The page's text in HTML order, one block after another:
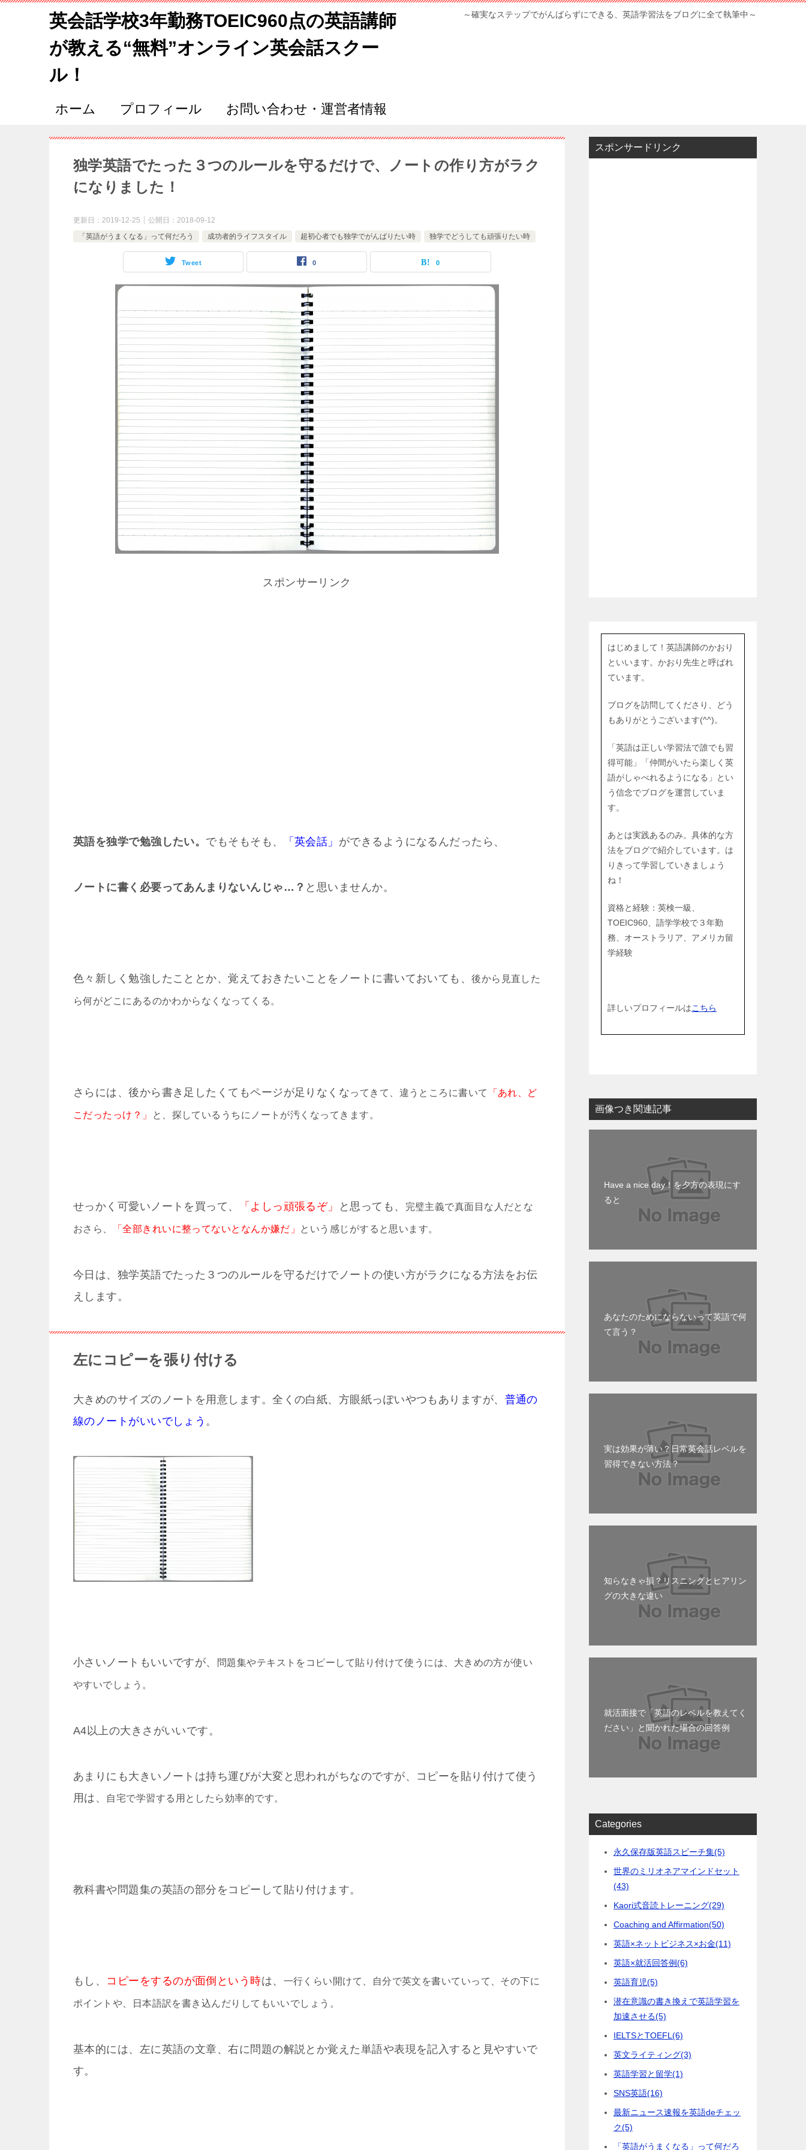
英会話学校3年勤務TOEIC960点の英語講師
が教える“無料”オンライン英会話スクー
ル！
～確実なステップでがんばらずにできる、英語学習法をブログに全て執筆中～
ホーム プロフィール お問い合わせ・運営者情報
独学英語でたった３つのルールを守るだけで、ノートの作り方がラク
になりました！
更新日： 2019-12-25 公開日： 2018-09-12
「英語がうまくなる」って何だろう
成功者的ライフスタイル 超初心者でも独学でがんばりたい時 独学でどうしても頑張りたい時
Tweet 0 0
スポンサーリンク
英語を独学で勉強したい。 でもそもそも、 「英会話」 ができるようになるんだったら、
ノートに書く必要ってあんまりないんじゃ…？ と思いませんか。
色々新しく勉強したこととか、覚えておきたいことをノートに書いておいても、後から見直した
ら何がどこにあるのかわからなくなってくる。
さらには、後から書き足したくてもページが足りなくなってきて、違うところに書いて 「あれ、ど
こだったっけ？」 と、探しているうちにノートが汚くなってきます。
せっかく可愛いノートを買って、 「よしっ頑張るぞ」 と思っても、 完璧主義で真面目な人だとな
おさら、 「全部きれいに整ってないとなんか嫌だ」 という感じがすると思います。
今日は、独学英語でたった３つのルールを守るだけでノートの使い方がラクになる方法をお伝
えします。
左にコピーを張り付ける
大きめのサイズのノートを用意します。全くの白紙、方眼紙っぽいやつもありますが、 普通の
線のノートがいいでしょう 。
小さいノートもいいですが、 問題集やテキストをコピーして貼り付けて使うには、大きめの方が使い
やすいでしょう。
A4以上の大きさがいいです。
あまりにも大きいノートは持ち運びが大変と思われがちなのですが、コピーを貼り付けて使う
用は、
自宅で学習する用としたら効率的です。
教科書や問題集の英語の部分をコピーして貼り付けます。
もし、 コピーをするのが面倒という時は、 一行くらい開けて、自分で英文を書いていって、その下に
ポイントや、日本語訳を書き込んだりしてもいいでしょう。
基本的には、左に英語の文章、右に問題の解説とか覚えた単語や表現を記入すると見やすいで
す。
スポンサードリンク
はじめまして！英語講師のかおり
といいます。かおり先生と呼ばれ
ています。
ブログを訪問してくださり、どう
もありがとうございます(^^)。
「英語は正しい学習法で誰でも習
得可能」「仲間がいたら楽しく英
語がしゃべれるようになる」とい
う信念でブログを運営していま
す。
あとは実践あるのみ。具体的な方
法をブログで紹介しています。は
りきって学習していきましょう
ね！
資格と経験：英検一級、
TOEIC960、語学学校で３年勤
務、オーストラリア、アメリカ留
学経験
詳しいプロフィールはこちら
画像つき関連記事
Have a nice day！を夕方の表現にす
ると
あなたのためにならないって英語で何
て言う？
実は効果が薄い？日常英会話レベルを
習得できない方法？
知らなきゃ損？リスニングとヒアリン
グの大きな違い
就活面接で「英語のレベルを教えてく
ださい」と聞かれた場合の回答例
Categories
永久保存版英語スピーチ集(5)
世界のミリオネアマインドセット
(43)
Kaori式音読トレーニング(29)
Coaching and Affirmation(50)
英語×ネットビジネス×お金(11)
英語×就活回答例(6)
英語育児(5)
潜在意識の書き換えで英語学習を
加速させる(5)
IELTSとTOEFL (6)
英文ライティング(3)
英語学習と留学(1)
SNS英語(16)
最新ニュース速報を英語deチェッ
ク(5)
「英語がうまくなる」って何だろ